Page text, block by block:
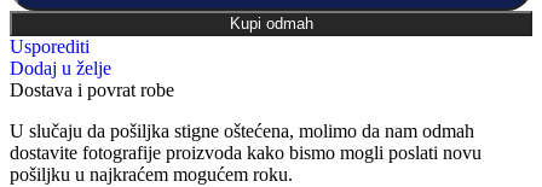
Kupi odmah
Usporediti
Dodaj u želje
Dostava i povrat robe
U slučaju da pošiljka stigne oštećena, molimo da nam odmah
dostavite fotografije proizvoda kako bismo mogli poslati novu
pošiljku u najkraćem mogućem roku.